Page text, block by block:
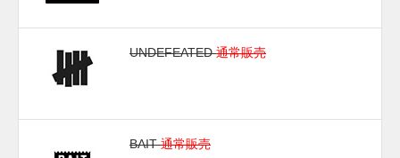
UNDEFEATED通常販売
BAIT通常販売